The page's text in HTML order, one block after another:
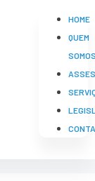
HOME
QUEM